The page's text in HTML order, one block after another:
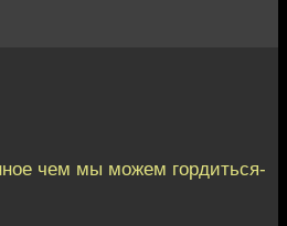
чем мы можем гордиться-